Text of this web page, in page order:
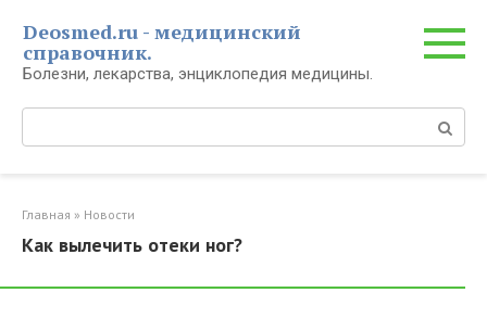
контенту
Deosmed.ru - медицинский
справочник.
Болезни, лекарства, энциклопедия медицины.
Главная » Новости
Как вылечить отеки ног?